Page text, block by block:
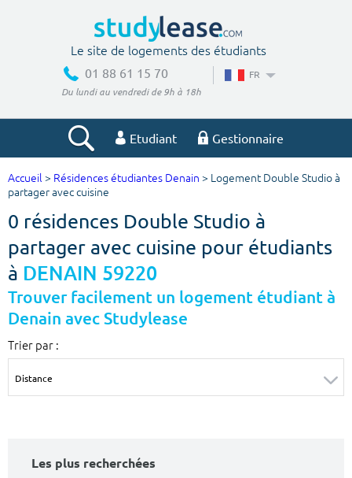
Le site de logements des étudiants
01 88 61 15 70
Du lundi au vendredi de 9h à 18h
FR
Etudiant Gestionnaire
Votre recherche
Ville, école
Budget min
€
Budget max
m² m²
Accueil > Résidences étudiantes Denain > Logement Double Studio à
partager avec cuisine
0 résidences Double Studio à
partager avec cuisine pour étudiants
à DENAIN 59220
Trouver facilement un logement étudiant à
Denain avec Studylease
Trier par :
Les plus recherchées